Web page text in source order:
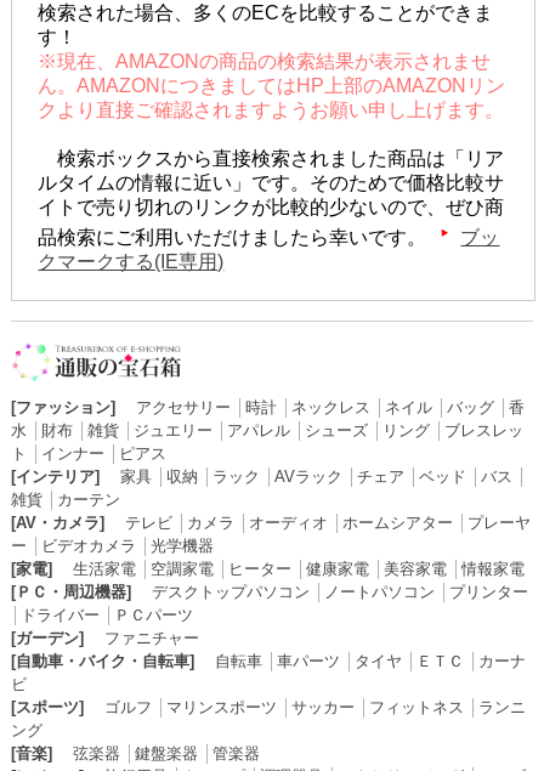
検索された場合、多くのECを比較することができま
す！
※現在、AMAZONの商品の検索結果が表示されませ
ん。AMAZONにつきましてはHP上部のAMAZONリン
クより直接ご確認されますようお願い申し上げます。
検索ボックスから直接検索されました商品は「リア
ルタイムの情報に近い」です。そのためで価格比較サ
イトで売り切れのリンクが比較的少ないので、ぜひ商
品検索にご利用いただけましたら幸いです。
ブッ
クマークする(IE専用)
[ファッション] アクセサリー 時計│ ネックレス ネイル│ バッグ│ 香
水
財布│ 雑貨│ ジュエリー アパレル│ シューズ│ リング│ ブレスレッ
ト
インナー
ピアス
[インテリア]
家具│ 収納 ラック AVラック チェア ベッド バス
雑貨│ カーテン
[AV・カメラ]
テレビ│ カメラ オーディオ ホームシアター
プレーヤ
ー
ビデオカメラ
光学機器
[家電]
生活家電│ 空調家電│ ヒーター 健康家電│ 美容家電│情報家電
[ＰＣ・周辺機器]
デスクトップパソコン ノートパソコン
プリンター
ドライバー
ＰＣパーツ
[ガーデン]
ファニチャー
[自動車・バイク・自転車]
自転車│ 車パーツ タイヤ ＥＴＣ
カーナ
ビ
[スポーツ]
ゴルフ マリンスポーツ サッカー フィットネス
ランニ
ング
[音楽]
弦楽器 鍵盤楽器
管楽器